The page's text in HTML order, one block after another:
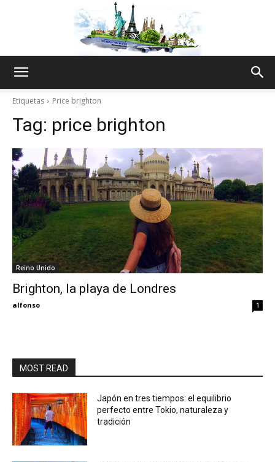
Thru
My
Etiquetas Price brighton
Tag: price brighton
Reino Unido
Brighton, la playa de Londres
alfonso 1
MOST READ
Japón en tres tiempos: el equilibrio
perfecto entre Tokio, naturaleza y
tradición